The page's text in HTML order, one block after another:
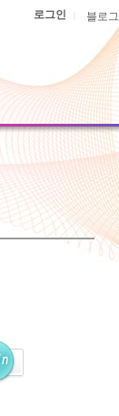
블로그
로그인